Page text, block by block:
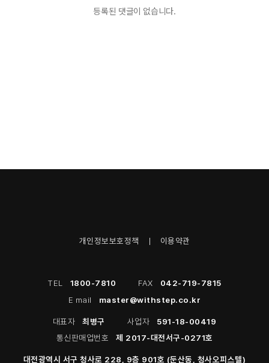
등록된 댓글이 없습니다.
개인정보보호정책 이용약관
TEL 1800-7810 FAX
042-719-7815
E mail
master@withstep.co.kr
대표자 최병구 사업자
591-18-00419
통신판매업번호
제 2017-대전서구-0271호
대전광역시 서구 청사로 228, 9층 901호 (둔산동, 청사오피스텔)